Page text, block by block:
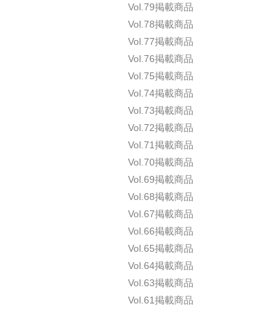
Vol.79掲載商品
Vol.78掲載商品
Vol.77掲載商品
Vol.76掲載商品
Vol.75掲載商品
Vol.74掲載商品
Vol.73掲載商品
Vol.72掲載商品
Vol.71掲載商品
Vol.70掲載商品
Vol.69掲載商品
Vol.68掲載商品
Vol.67掲載商品
Vol.66掲載商品
Vol.65掲載商品
Vol.64掲載商品
Vol.63掲載商品
Vol.61掲載商品